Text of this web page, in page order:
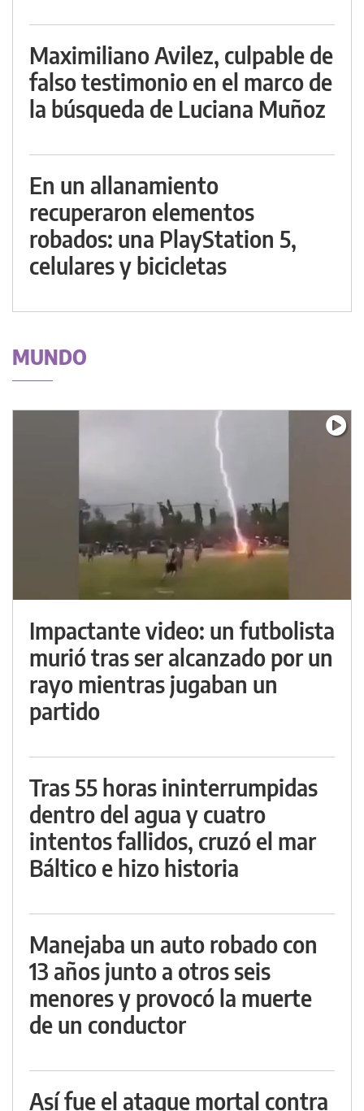
Maximiliano Avilez, culpable de
falso testimonio en el marco de
la búsqueda de Luciana Muñoz
En un allanamiento
recuperaron elementos
robados: una PlayStation 5,
celulares y bicicletas
MUNDO
Impactante video: un futbolista
murió tras ser alcanzado por un
rayo mientras jugaban un
partido
Tras 55 horas ininterrumpidas
dentro del agua y cuatro
intentos fallidos, cruzó el mar
Báltico e hizo historia
Manejaba un auto robado con
13 años junto a otros seis
menores y provocó la muerte
de un conductor
Así fue el ataque mortal contra